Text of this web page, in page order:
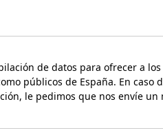
de datos para ofrecer a
públicos de España. En caso
le pedimos que nos envíe un